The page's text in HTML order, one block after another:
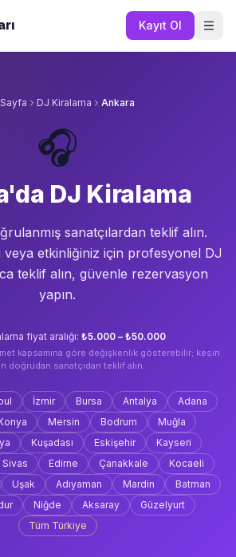
Kayıt Ol
DJ Kiralama Ankara
🎧
DJ Kiralama
sanatçılardan teklif alın.
etkinliğiniz için profesyonel DJ
teklif alın, güvenle rezervasyon
yapın.
fiyat aralığı: ₺5.000 – ₺50.000
kapsamına göre değişkenlik gösterebilir; kesin
doğrudan sanatçıdan teklif alın.
İzmir Bursa Antalya
Adana
Mersin Bodrum
Muğla
Kuşadası Eskişehir
Kayseri
Sivas Edirne Çanakkale
Kocaeli
Uşak Adıyaman Mardin
Batman
Niğde Aksaray
Güzelyurt
Tüm Türkiye